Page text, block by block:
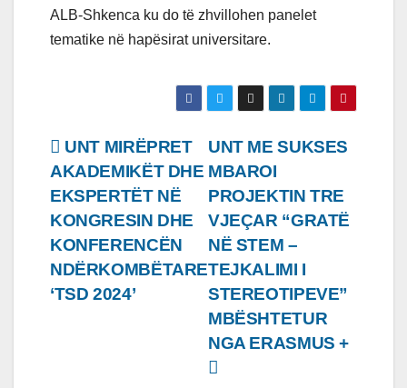
ALB-Shkenca ku do të zhvillohen panelet
tematike në hapësirat universitare.
Lëvizje
te
postimet
UNT ME SUKSES
MBAROI
PROJEKTIN TRE
VJEÇAR “GRATË
NË STEM –
TEJKALIMI I
STEREOTIPEVE”
MBËSHTETUR
NGA ERASMUS +
UNT MIRËPRET
AKADEMIKËT DHE
EKSPERTËT NË
KONGRESIN DHE
KONFERENCËN
NDËRKOMBËTARE
‘TSD 2024’